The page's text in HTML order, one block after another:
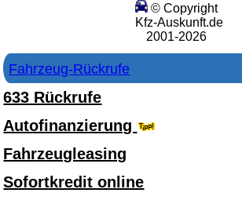
© Copyright
Kfz-Auskunft.de
2001-2026
Fahrzeug-Rückrufe
633 Rückrufe
Autofinanzierung
Fahrzeugleasing
Sofortkredit online